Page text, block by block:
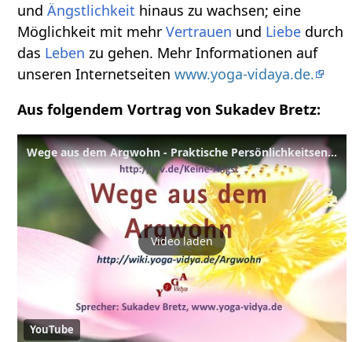
undÄngstlichkeit hinaus zu wachsen; eine
Möglichkeit mit mehrVertrauen und Liebe durch
das Leben zu gehen. Mehr Informationen auf
unseren Internetseitenwww.yoga-vidaya.de.
Aus folgendem Vortrag von Sukadev Bretz:
Wege aus dem Argwohn - Praktische Persönlichkeitsentwicklung
Video laden
YouTube